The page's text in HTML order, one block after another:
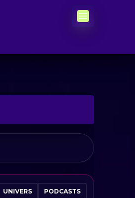
UNIVERS PODCASTS